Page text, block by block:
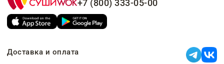
+7 (800) 333-05-00
Доставка и оплата